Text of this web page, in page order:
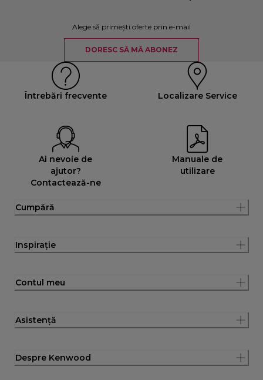
Alege să primești oferte prin e-mail
DORESC SĂ MĂ ABONEZ
Întrebări frecvente Localizare Service
Ai nevoie de
ajutor?
Contactează-ne
Manuale de
utilizare
Cumpără
Inspirație
Contul meu
Asistență
Despre Kenwood